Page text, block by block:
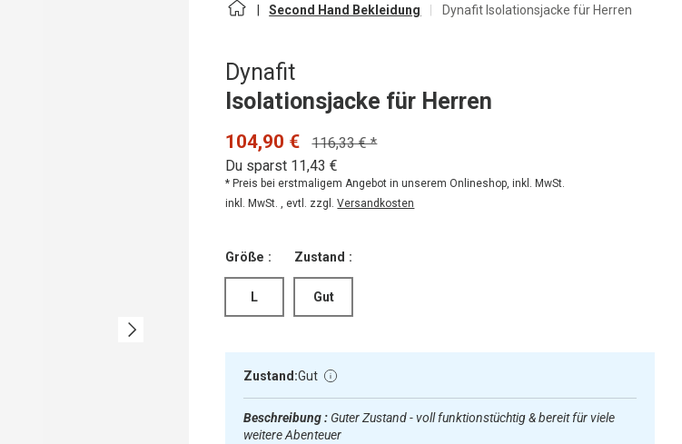
Nächste
Second Hand Bekleidung Dynafit Isolationsjacke für Herren
Dynafit
Isolationsjacke für Herren
104,90 €
116,33 € *
Du sparst 11,43 €
* Preis bei erstmaligem Angebot in unserem Onlineshop, inkl. MwSt.
inkl. MwSt. , evtl. zzgl.Versandkosten
Größe :
L
Zustand :
Gut
Zustand:Gut
Beschreibung : Guter Zustand - voll funktionstüchtig & bereit für viele
weitere Abenteuer